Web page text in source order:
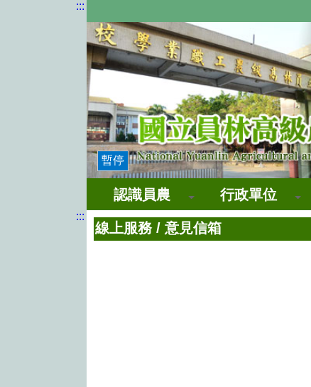
:::
暫停
認識員農 行政單位
:::
線上服務/ 意見信箱